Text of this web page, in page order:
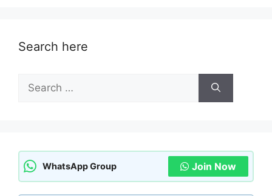
Search here
for:
WhatsApp Group Join Now